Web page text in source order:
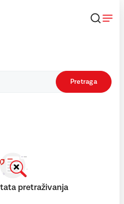
Pretraga
pretraživanja